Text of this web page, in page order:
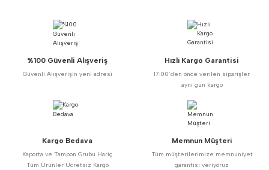
%100 Güvenli Alışveriş
Güvenli Alışverişin yeni adresi
Hızlı Kargo Garantisi
17:00’den önce verilen siparişler
aynı gün kargo
Kargo Bedava
Kaporta ve Tampon Grubu Hariç
Tüm Ürünler Ücretsiz Kargo
Memnun Müşteri
Tüm müşterilerimize memnuniyet
garantisi veriyoruz